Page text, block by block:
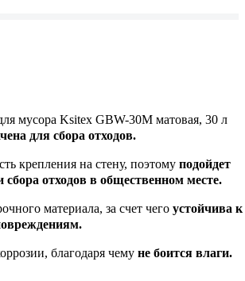
мусора Ksitex GBW-30М матовая, 30 л
для сбора отходов.
крепления на стену, поэтому подойдет
сбора отходов в общественном месте.
материала, за счет чего устойчива к
благодаря чему не боится влаги.